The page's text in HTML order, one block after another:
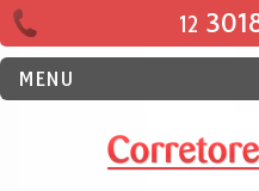
12
MENU